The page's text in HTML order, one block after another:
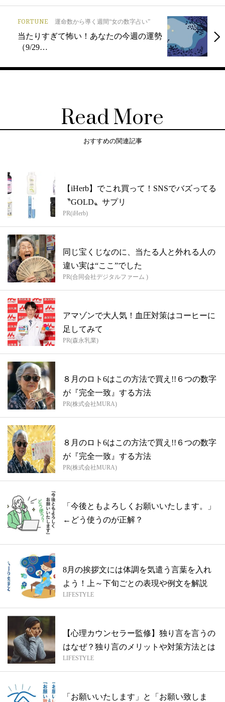
FORTUNE 運命数から導く週間“女の数字占い”
当たりすぎて怖い！あなたの今週の運勢
（9/29…
Read More
おすすめの関連記事
【iHerb】でこれ買って！SNSでバズってる
〝GOLD〟サプリ
PR(iHerb)
同じ宝くじなのに、当たる人と外れる人の
違い実は“ここ”でした
PR(合同会社デジタルファーム )
アマゾンで大人気！血圧対策はコーヒーに
足してみて
PR(森永乳業)
８月のロト6はこの方法で買え!!６つの数字
が『完全一致』する方法
PR(株式会社MURA)
８月のロト6はこの方法で買え!!６つの数字
が『完全一致』する方法
PR(株式会社MURA)
「今後ともよろしくお願いいたします。」
←どう使うのが正解？
8月の挨拶文には体調を気遣う言葉を入れ
よう！上～下旬ごとの表現や例文を解説
LIFESTYLE
【心理カウンセラー監修】独り言を言うの
はなぜ？独り言のメリットや対策方法とは
LIFESTYLE
「お願いいたします」と「お願い致しま